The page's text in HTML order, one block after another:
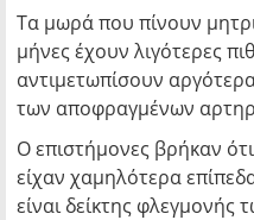
Τα μωρά που πίνουν
μήνες έχουν λιγότερες
αντιμετωπίσουν
των αποφραγμένων
Ο επιστήμονες βρήκαν
είχαν χαμηλότερα
είναι δείκτης φλεγμονής